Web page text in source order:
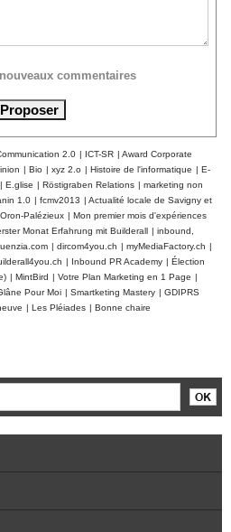
commentaires
2.0 | ICT-SR | Award Corporate
| Bio | xyz 2.o | Histoire de l'informatique | E-
| E.glise | Röstigraben Relations | marketing non
1.0 | fcmv2013 | Actualité locale de Savigny et
Palézieux | Mon premier mois d'expériences
Monat Erfahrung mit Builderall | inbound,
| dircom4you.ch | myMediaFactory.ch |
| Inbound PR Academy | Élection
| MintBird | Votre Plan Marketing en 1 Page |
Pour Moi | Smartketing Mastery | GDIPRS
| Les Pléiades | Bonne chaire